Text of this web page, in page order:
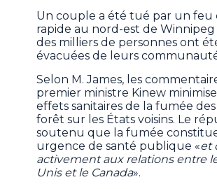
Un couple a été tué par un feu
rapide au nord-est de Winnipeg
des milliers de personnes ont
évacuées de leurs
Selon M. James, les
premier ministre Kinew
effets sanitaires de la fumée
forêt sur les États voisins. Le
soutenu que la fumée
urgence de santé publique «et
activement aux relations entre
Unis et le Canada».